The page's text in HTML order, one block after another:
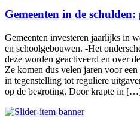
Gemeenten in de
Gemeenten investeren jaarlijks in
en schoolgebouwen. -Het
deze worden geactiveerd en over
Ze komen dus velen jaren voor
in tegenstelling tot reguliere
op de begroting. Door krapte in